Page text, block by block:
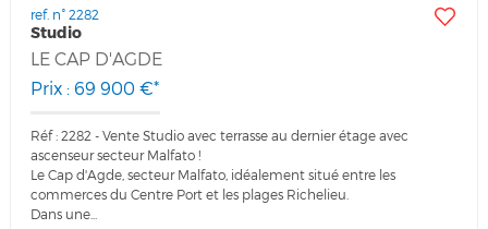
ref. n° 2282
Studio
LE CAP D'AGDE
Prix : 69 900 €*
Réf : 2282 - Vente Studio avec terrasse au dernier étage avec
ascenseur secteur Malfato !
Le Cap d'Agde, secteur Malfato, idéalement situé entre les
commerces du Centre Port et les plages Richelieu.
Dans une...